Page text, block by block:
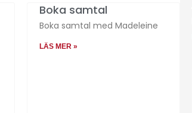
Boka samtal
Boka samtal med Madeleine
LÄS MER »